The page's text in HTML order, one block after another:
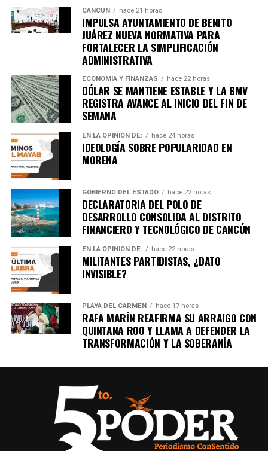
Únete al canal oficial de WhatsApp de
Quinto Podery recibe las noticias más
importantes de Quintana Roo directamente
en tu teléfono.
Unirme al canal de WhatsApp
CANCÚN hace 21 horas
IMPULSA AYUNTAMIENTO DE BENITO
JUÁREZ NUEVA NORMATIVA PARA
FORTALECER LA SIMPLIFICACIÓN
ADMINISTRATIVA
ECONOMÍA Y FINANZAS hace 22 horas
DÓLAR SE MANTIENE ESTABLE Y LA BMV
REGISTRA AVANCE AL INICIO DEL FIN DE
SEMANA
EN LA OPINIÓN DE: hace 24 horas
IDEOLOGÍA SOBRE POPULARIDAD EN
MORENA
GOBIERNO DEL ESTADO hace 22 horas
DECLARATORIA DEL POLO DE
DESARROLLO CONSOLIDA AL DISTRITO
FINANCIERO Y TECNOLÓGICO DE CANCÚN
EN LA OPINIÓN DE: hace 22 horas
MILITANTES PARTIDISTAS, ¿DATO
INVISIBLE?
PLAYA DEL CARMEN hace 17 horas
RAFA MARÍN REAFIRMA SU ARRAIGO CON
QUINTANA ROO Y LLAMA A DEFENDER LA
TRANSFORMACIÓN Y LA SOBERANÍA